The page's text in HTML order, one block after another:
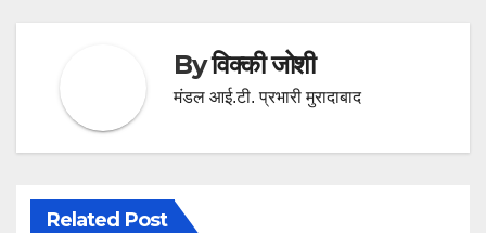
Byविक्की जोशी
मंडल आई.टी. प्रभारी मुरादाबाद
Related Post